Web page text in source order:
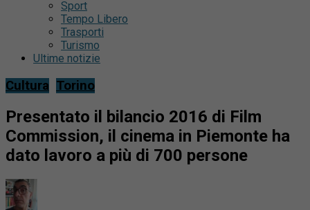
Sport
Tempo Libero
Trasporti
Turismo
Ultime notizie
Cultura Torino
Presentato il bilancio 2016 di Film
Commission, il cinema in Piemonte ha
dato lavoro a più di 700 persone